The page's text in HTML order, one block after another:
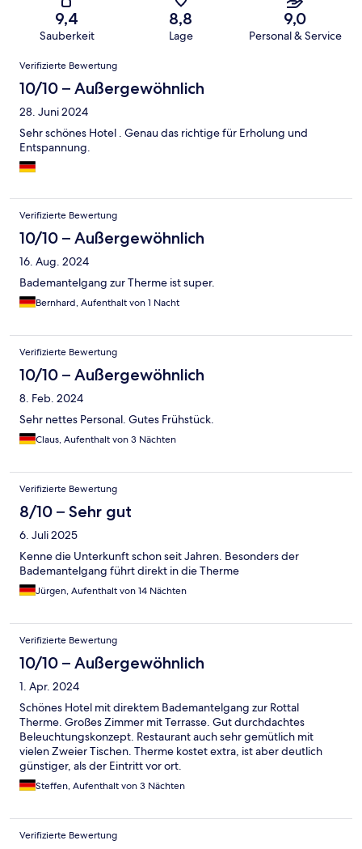
9,4
Sauberkeit
8,8
Lage
9,0
Personal & Service
Bewertungen
Verifizierte Bewertung
10/10 – Außergewöhnlich
28. Juni 2024
Sehr schönes Hotel . Genau das richtige für Erholung und
Entspannung.
Verifizierte Bewertung
10/10 – Außergewöhnlich
16. Aug. 2024
Bademantelgang zur Therme ist super.
Bernhard, Aufenthalt von 1 Nacht
Verifizierte Bewertung
10/10 – Außergewöhnlich
8. Feb. 2024
Sehr nettes Personal. Gutes Frühstück.
Claus, Aufenthalt von 3 Nächten
Verifizierte Bewertung
8/10 – Sehr gut
6. Juli 2025
Kenne die Unterkunft schon seit Jahren. Besonders der
Bademantelgang führt direkt in die Therme
Jürgen, Aufenthalt von 14 Nächten
Verifizierte Bewertung
10/10 – Außergewöhnlich
1. Apr. 2024
Schönes Hotel mit direktem Bademantelgang zur Rottal
Therme. Großes Zimmer mit Terrasse. Gut durchdachtes
Beleuchtungskonzept. Restaurant auch sehr gemütlich mit
vielen Zweier Tischen. Therme kostet extra, ist aber deutlich
günstiger, als der Eintritt vor ort.
Steffen, Aufenthalt von 3 Nächten
Verifizierte Bewertung